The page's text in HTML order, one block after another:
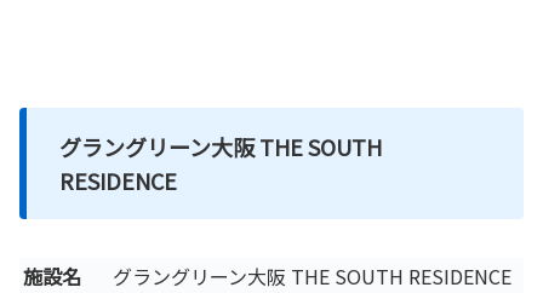
グラングリーン大阪 THE SOUTH
RESIDENCE
施設名
グラングリーン大阪 THE SOUTH RESIDENCE